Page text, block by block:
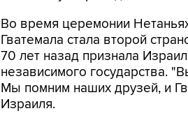
Во время церемонии
Гватемала стала второй
70 лет назад признала
независимого государства.
Мы помним наших друзей, и
Израиля.